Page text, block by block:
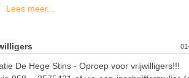
Lees meer...
De Hege Stins - Oproep voor vrijwilligers!!!